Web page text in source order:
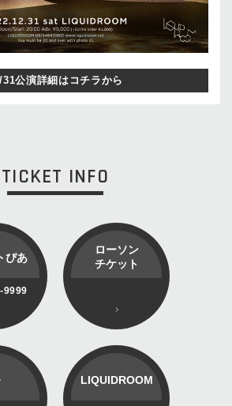
31公演詳細はコチラから
TICKET INFO
ぴあ
9999
ローソン
チケット
LIQUIDROOM